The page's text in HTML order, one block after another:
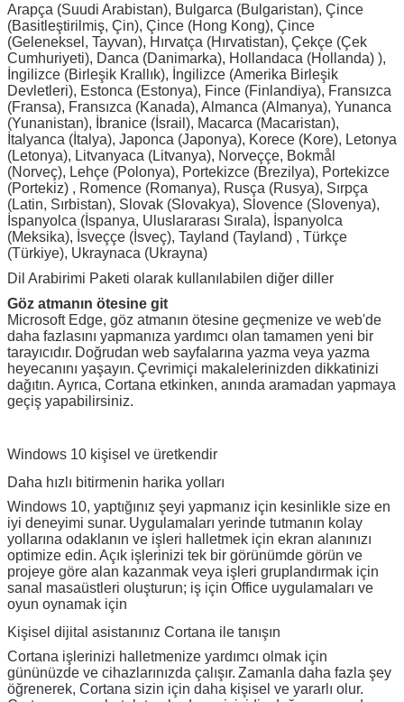
Arapça (Suudi Arabistan), Bulgarca (Bulgaristan), Çince
(Basitleştirilmiş, Çin), Çince (Hong Kong), Çince
(Geleneksel, Tayvan), Hırvatça (Hırvatistan), Çekçe (Çek
Cumhuriyeti), Danca (Danimarka), Hollandaca (Hollanda) ),
İngilizce (Birleşik Krallık), İngilizce (Amerika Birleşik
Devletleri), Estonca (Estonya), Fince (Finlandiya), Fransızca
(Fransa), Fransızca (Kanada), Almanca (Almanya), Yunanca
(Yunanistan), İbranice (İsrail), Macarca (Macaristan),
İtalyanca (İtalya), Japonca (Japonya), Korece (Kore), Letonya
(Letonya), Litvanyaca (Litvanya), Norveççe, Bokmål
(Norveç), Lehçe (Polonya), Portekizce (Brezilya), Portekizce
(Portekiz) , Romence (Romanya), Rusça (Rusya), Sırpça
(Latin, Sırbistan), Slovak (Slovakya), Slovence (Slovenya),
İspanyolca (İspanya, Uluslararası Sırala), İspanyolca
(Meksika), İsveççe (İsveç), Tayland (Tayland) , Türkçe
(Türkiye), Ukraynaca (Ukrayna)
Dil Arabirimi Paketi olarak kullanılabilen diğer diller
Göz atmanın ötesine git
Microsoft Edge, göz atmanın ötesine geçmenize ve web'de
daha fazlasını yapmanıza yardımcı olan tamamen yeni bir
tarayıcıdır. Doğrudan web sayfalarına yazma veya yazma
heyecanını yaşayın. Çevrimiçi makalelerinizden dikkatinizi
dağıtın. Ayrıca, Cortana etkinken, anında aramadan yapmaya
geçiş yapabilirsiniz.
Windows 10 kişisel ve üretkendir
Daha hızlı bitirmenin harika yolları
Windows 10, yaptığınız şeyi yapmanız için kesinlikle size en
iyi deneyimi sunar. Uygulamaları yerinde tutmanın kolay
yollarına odaklanın ve işleri halletmek için ekran alanınızı
optimize edin. Açık işlerinizi tek bir görünümde görün ve
projeye göre alan kazanmak veya işleri gruplandırmak için
sanal masaüstleri oluşturun; iş için Office uygulamaları ve
oyun oynamak için
Kişisel dijital asistanınız Cortana ile tanışın
Cortana işlerinizi halletmenize yardımcı olmak için
gününüzde ve cihazlarınızda çalışır. Zamanla daha fazla şey
öğrenerek, Cortana sizin için daha kişisel ve yararlı olur.